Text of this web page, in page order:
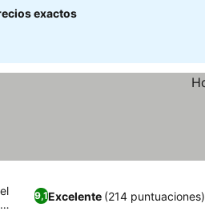
exactos
9,1Excelente (214 puntuaciones)